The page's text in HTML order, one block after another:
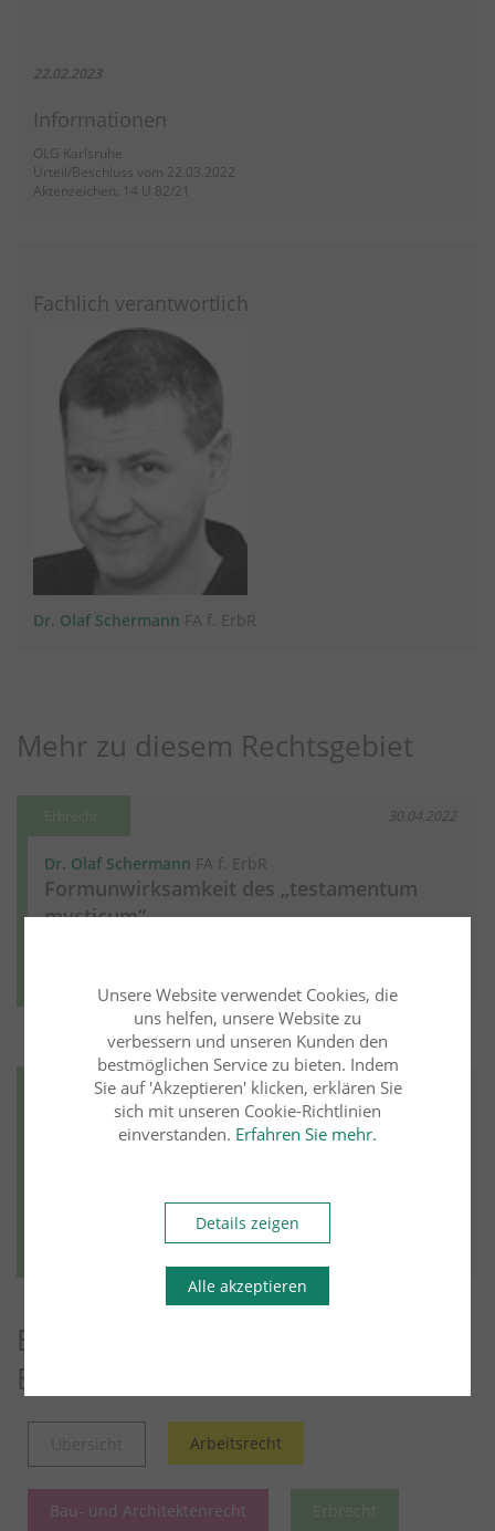
22.02.2023
Informationen
OLG Karlsruhe
Urteil/Beschluss vom 22.03.2022
Aktenzeichen: 14 U 82/21
Fachlich verantwortlich
Dr. Olaf Schermann FA f. ErbR
Mehr zu diesem Rechtsgebiet
30.04.2022
Dr. Olaf Schermann FA f. ErbR
Formunwirksamkeit des „testamentum
mysticum“
Erbrecht 26.01.2026
Dr. Olaf SchermannFA f. ErbR
Mehr aus diesem Rechtsgebiet lesen
Entdecken Sie weitere Blog-
Beiträge
Arbeitsrecht
Bau- und Architektenrecht
Unsere Website verwendet Cookies, die
uns helfen, unsere Website zu
verbessern und unseren Kunden den
bestmöglichen Service zu bieten. Indem
Sie auf 'Akzeptieren' klicken, erklären Sie
sich mit unseren Cookie-Richtlinien
einverstanden. Erfahren Sie mehr.
Details zeigen
Alle akzeptieren